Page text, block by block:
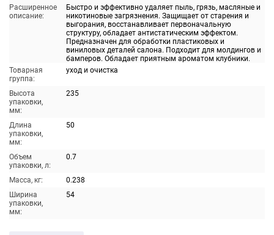
Расширенное
описание:
Быстро и эффективно удаляет пыль, грязь, масляные и
никотиновые загрязнения. Защищает от старения и
выгорания, восстанавливает первоначальную
структуру, обладает антистатическим эффектом.
Предназначен для обработки пластиковых и
виниловых деталей салона. Подходит для молдингов и
бамперов. Обладает приятным ароматом клубники.
Товарная
группа:
уход и очистка
Высота
упаковки,
мм:
235
Длина
упаковки,
мм:
50
Объем
упаковки, л:
0.7
Масса, кг:
0.238
Ширина
упаковки,
мм:
54